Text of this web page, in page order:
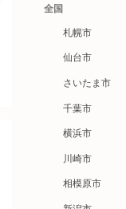
全国
札幌市
仙台市
さいたま市
千葉市
横浜市
川崎市
相模原市